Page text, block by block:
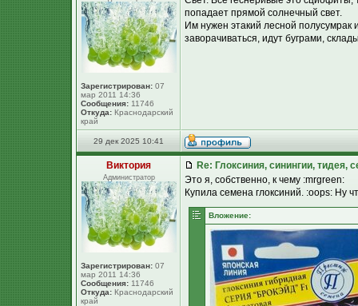
Зарегистрирован: 07
мар 2011 14:36
Сообщения: 11746
Откуда: Краснодарский
край
попадает прямой солнечный свет.
Им нужен этакий лесной полусумрак
заворачиваться, идут буграми,
29 дек 2025 10:41
Виктория
Администратор
Зарегистрирован: 07
мар 2011 14:36
Сообщения: 11746
Откуда: Краснодарский
край
Re: Глоксиния, синингии, тидея,
Это я, собственно, к чему :mrgreen:
Купила семена глоксиний. :oops: Ну
Вложение: